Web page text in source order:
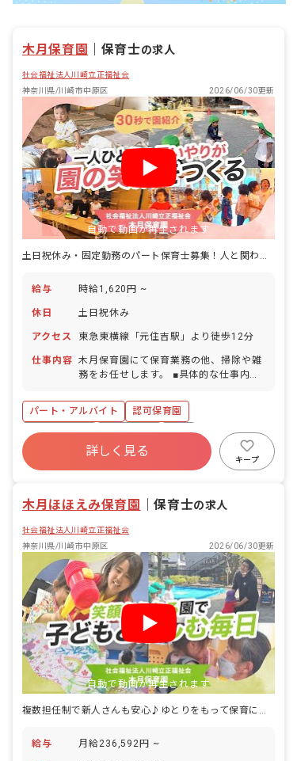
木月保育園 保育士の求人
社会福祉法人川崎立正福祉会
神奈川県/川崎市中原区
2026/06/30更新
自動で動画が再生されます
土日祝休み・固定勤務のパート保育士募集！人と関わることを大切にする保育園
給与 時給1,620円 ~
休日 土日祝休み
アクセス 東急東横線「元住吉駅」より徒歩12分
仕事内容 木月保育園にて保育業務の他、掃除や雑
務をお任せします。 ■具体的な仕事内容
のお世話をして頂きます。 ・乳児は食事
の介助やおむつ交換をします。 ・複数担
任でクラス運営をしているので、わから
ない事や不安な事もサポートしてもらい
ながら保育ができます。 ・子ども主体の
保育を行っています。今、子どもの興味
設定をしています。
パート・アルバイト
認可保育園
社会保険完備
土日祝休み
有給
残業少なめ
昇給昇進あり
詳しく見る
キープ
木月ほほえみ保育園 ｜保育士の求人
社会福祉法人川崎立正福祉会
神奈川県/川崎市中原区
2026/06/30更新
自動で動画が再生されます
複数担任制で新人さんも安心♪ゆとりをもって保育に専念できる保育園です！
給与 月給236,592円 ~